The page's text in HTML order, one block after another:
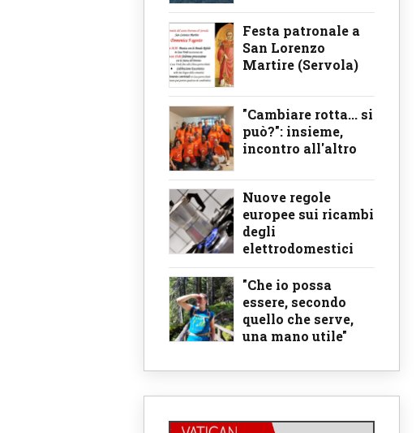
Festa patronale a
San Lorenzo
Martire (Servola)
"Cambiare rotta... si
può?": insieme,
incontro all'altro
Nuove regole
europee sui ricambi
degli
elettrodomestici
"Che io possa
essere, secondo
quello che serve,
una mano utile"